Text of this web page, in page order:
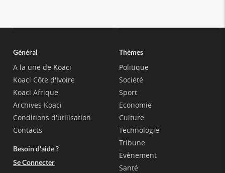
Général
A la une de Koaci
Koaci Côte d'Ivoire
Koaci Afrique
Archives Koaci
Conditions d'utilisation
Contacts
Besoin d'aide ?
Se Connecter
Thèmes
Politique
Société
Sport
Economie
Culture
Technologie
Tribune
Evènement
Santé